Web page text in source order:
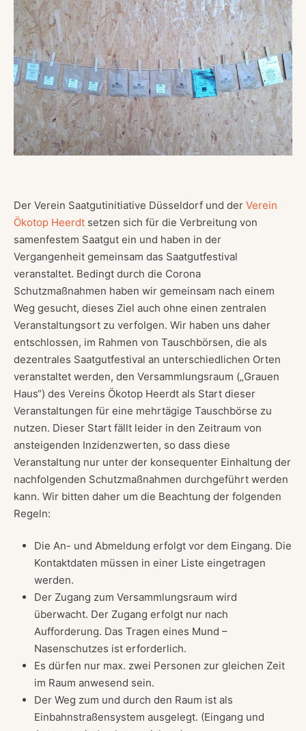
Der Verein Saatgutinitiative Düsseldorf und der Verein
Ökotop Heerdt setzen sich für die Verbreitung von
samenfestem Saatgut ein und haben in der
Vergangenheit gemeinsam das Saatgutfestival
veranstaltet. Bedingt durch die Corona
Schutzmaßnahmen haben wir gemeinsam nach einem
Weg gesucht, dieses Ziel auch ohne einen zentralen
Veranstaltungsort zu verfolgen. Wir haben uns daher
entschlossen, im Rahmen von Tauschbörsen, die als
dezentrales Saatgutfestival an unterschiedlichen Orten
veranstaltet werden, den Versammlungsraum („Grauen
Haus“) des Vereins Ökotop Heerdt als Start dieser
Veranstaltungen für eine mehrtägige Tauschbörse zu
nutzen. Dieser Start fällt leider in den Zeitraum von
ansteigenden Inzidenzwerten, so dass diese
Veranstaltung nur unter der konsequenter Einhaltung der
nachfolgenden Schutzmaßnahmen durchgeführt werden
kann. Wir bitten daher um die Beachtung der folgenden
Regeln:
Die An- und Abmeldung erfolgt vor dem Eingang. Die
Kontaktdaten müssen in einer Liste eingetragen
werden.
Der Zugang zum Versammlungsraum wird
überwacht. Der Zugang erfolgt nur nach
Aufforderung. Das Tragen eines Mund –
Nasenschutzes ist erforderlich.
Es dürfen nur max. zwei Personen zur gleichen Zeit
im Raum anwesend sein.
Der Weg zum und durch den Raum ist als
Einbahnstraßensystem ausgelegt. (Eingang und